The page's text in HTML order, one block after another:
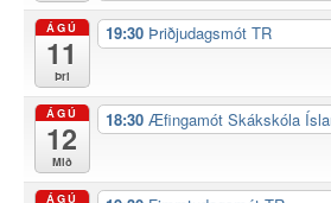
ÁGÚ
11
Þri
19:30 Þriðjudagsmót TR
ÁGÚ
12
Mið
18:30 Æfingamót Skákskóla
ÁGÚ